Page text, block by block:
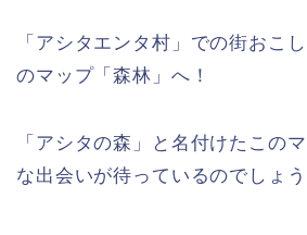
「アシタエンタ村」での街おこ
のマップ「森林」へ！
「アシタの森」と名付けたこの
な出会いが待っているのでしょう